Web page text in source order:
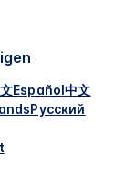
Español中文
Русский